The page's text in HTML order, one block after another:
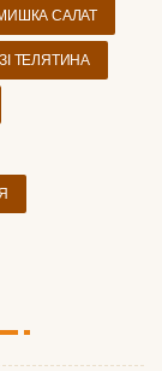
САЛАТ
ТЕЛЯТИНА